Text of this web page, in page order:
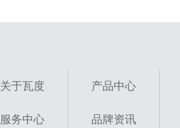
关于瓦度 产品中心
服务中心 品牌资讯